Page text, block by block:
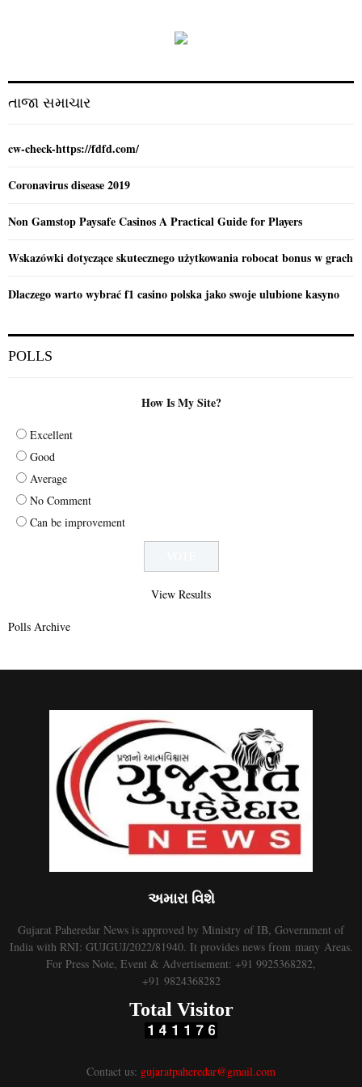
:
તાજા સમાચાર
cw-check-https://fdfd.com/
Coronavirus disease 2019
Non Gamstop Paysafe Casinos A Practical Guide for Players
Wskazówki dotyczące skutecznego użytkowania robocat bonus w grach
Dlaczego warto wybrać f1 casino polska jako swoje ulubione kasyno
POLLS
How Is My Site?
Excellent
Good
Average
No Comment
Can be improvement
View Results
Polls Archive
અમારા વિશે
Gujarat Paheredar News is approved by Ministry of IB, Government of
India with RNI: GUJGUJ/2022/81940. It provides news from many Areas.
For Press Note, Event & Advertisement: +91 9925368282,
+91 9824368282
Total Visitor
Contact us: gujaratpaheredar@gmail.com